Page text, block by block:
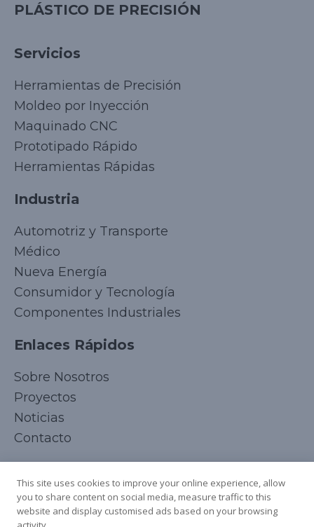
PLÁSTICO DE PRECISIÓN
Servicios
Herramientas de Precisión
Moldeo por Inyección
Maquinado CNC
Prototipado Rápido
Herramientas Rápidas
Industria
Automotriz y Transporte
Médico
Nueva Energía
Consumidor y Tecnología
Componentes Industriales
Enlaces Rápidos
Sobre Nosotros
Proyectos
Noticias
Contacto
German
This site uses cookies to improve your online experience, allow
you to share content on social media, measure traffic to this
website and display customised ads based on your browsing